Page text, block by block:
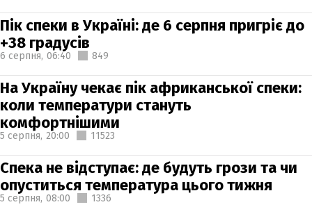
Пік спеки в Україні: де 6 серпня пригріє до
+38 градусів
6 серпня, 06:40 849
На Україну чекає пік африканської спеки:
коли температури стануть
комфортнішими
5 серпня, 20:00 11523
Спека не відступає: де будуть грози та чи
опуститься температура цього тижня
5 серпня, 08:00 1336